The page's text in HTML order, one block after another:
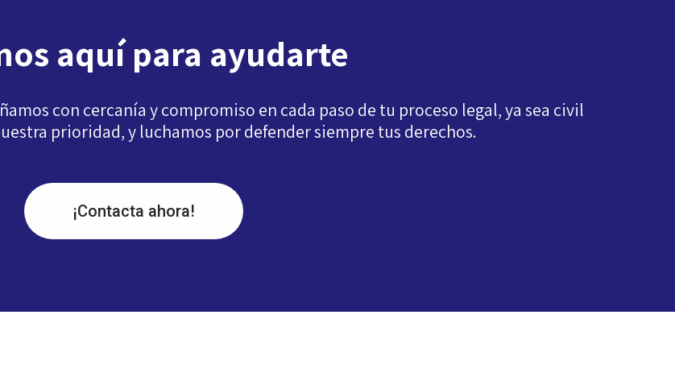
aquí para ayudarte
con cercanía y compromiso en cada paso de tu proceso legal, ya sea civil
prioridad, y luchamos por defender siempre tus derechos.
¡Contacta ahora!